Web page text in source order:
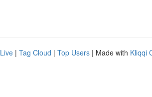
Live | Tag Cloud | Top Users | Made with Kliqqi